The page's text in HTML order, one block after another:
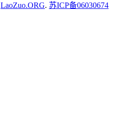
LaoZuo.ORG. 苏ICP备06030674